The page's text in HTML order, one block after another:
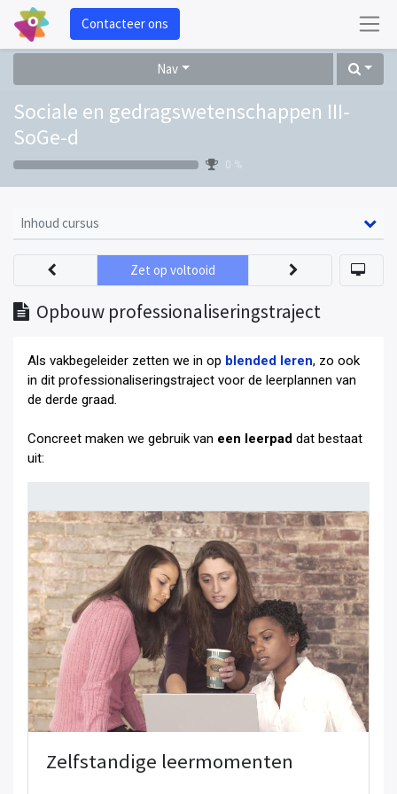
Contacteer ons
Nav
Sociale en gedragswetenschappen III-
SoGe-d
0 %
Inhoud cursus
Opbouw professionaliseringstraject
Zet op voltooid
Als vakbegeleider zetten we in op blended leren, zo ook
in dit professionaliseringstraject voor de leerplannen van
de derde graad
Concreet maken we gebruik van een leerpad dat bestaat
uit:
Zelfstandige leermomenten